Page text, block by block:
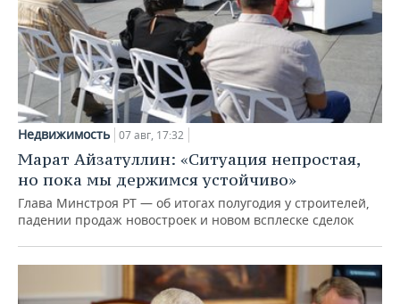
Недвижимость 07 авг, 17:32
Марат Айзатуллин: «Ситуация непростая,
но пока мы держимся устойчиво»
Глава Минстроя РТ — об итогах полугодия у строителей,
падении продаж новостроек и новом всплеске сделок